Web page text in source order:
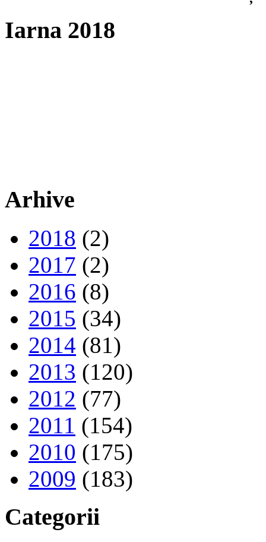
Iarna 2018
Arhive
2018 (2)
2017 (2)
2016 (8)
2015 (34)
2014 (81)
2013 (120)
2012 (77)
2011 (154)
2010 (175)
2009 (183)
Categorii